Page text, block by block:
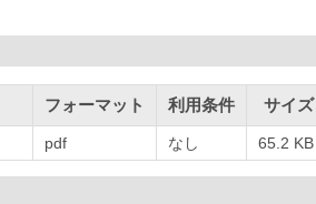
フォーマット 利用条件 サイズ
pdf なし 65.2 KB